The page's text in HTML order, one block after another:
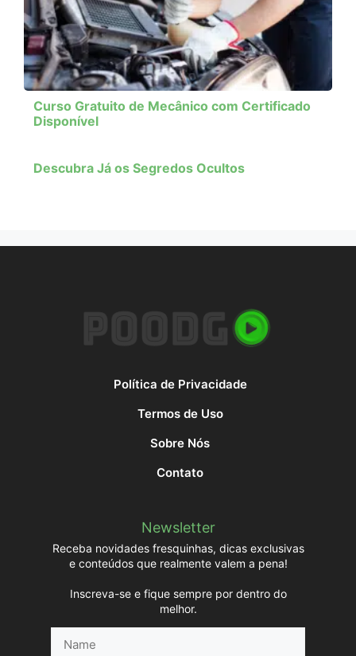
Curso Gratuito de Mecânico com Certificado
Disponível
Descubra Já os Segredos Ocultos
Política de Privacidade
Termos de Uso
Sobre Nós
Contato
Newsletter
Receba novidades fresquinhas, dicas exclusivas
e conteúdos que realmente valem a pena!
Inscreva-se e fique sempre por dentro do
melhor.